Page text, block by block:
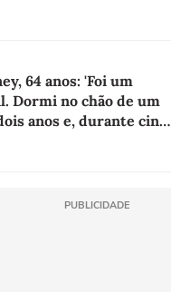
64 anos: 'Foi um
Dormi no chão de um
anos e, durante cinco
PUBLICIDADE